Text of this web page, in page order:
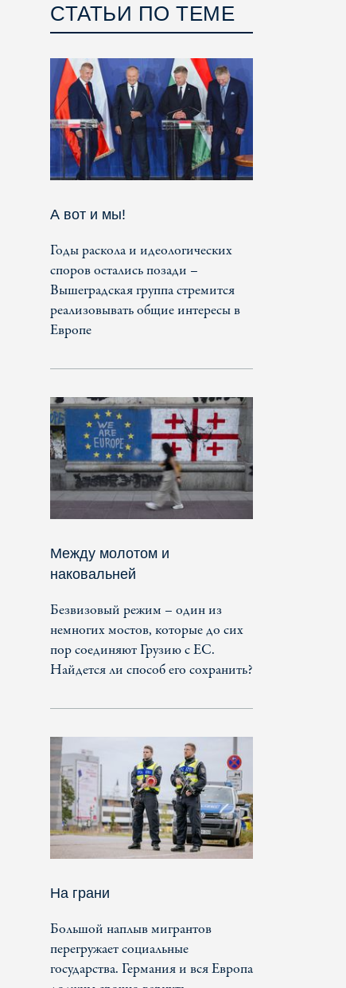
СТАТЬИ ПО ТЕМЕ
А вот и мы!
Годы раскола и идеологических
споров остались позади –
Вышеградская группа стремится
реализовывать общие интересы в
Европе
Между молотом и
наковальней
Безвизовый режим – один из
немногих мостов, которые до сих
пор соединяют Грузию с ЕС.
Найдется ли способ его сохранить?
На грани
Большой наплыв мигрантов
перегружает социальные
государства. Германия и вся Европа